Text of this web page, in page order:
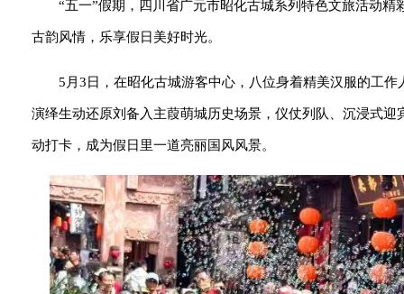
“五一”假期，四川省广元市昭化古城系列特色文旅活动
古韵风情，乐享假日美好时光。
5月3日，在昭化古城游客中心，八位身着精美汉服的工
演绎生动还原刘备入主葭萌城历史场景，仪仗列队、沉浸式
动打卡，成为假日里一道亮丽国风风景。